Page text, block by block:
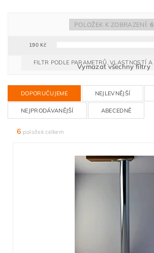
190Kč
POLOŽEK K ZOBRAZENÍ: 6
FILTR PODLE PARAMETRŮ, VLASTNOSTÍ A
Vymazat všechny filtry
DOPORUČUJEME NEJLEVNĚJŠÍ
NEJPRODÁVANĚJŠÍ ABECEDNĚ
6 položek celkem